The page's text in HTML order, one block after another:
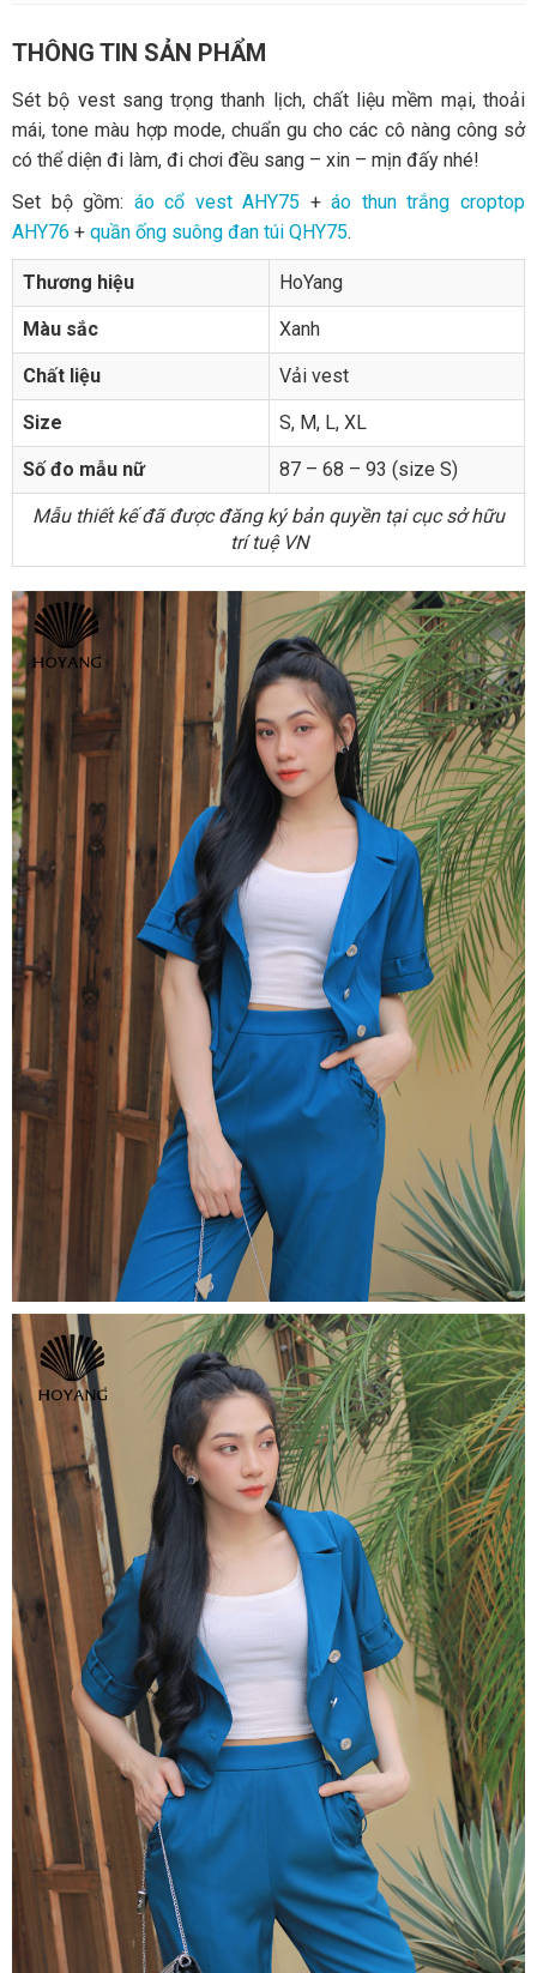
THÔNG TIN SẢN PHẨM
Sét bộ vest sang trọng thanh lịch, chất liệu mềm mại, thoải
mái, tone màu hợp mode, chuẩn gu cho các cô nàng công sở
có thể diện đi làm, đi chơi đều sang – xin – mịn đấy nhé!
Set bộ gồm: áo cổ vest AHY75 +áo thun trắng croptop
AHY76 + quần ống suông đan túi QHY75.
Thương hiệu HoYang
Màu sắc Xanh
Chất liệu Vải vest
Size S, M, L, XL
Số đo mẫu nữ 87 – 68 – 93 (size S)
Mẫu thiết kế đã được đăng ký bản quyền tại cục sở hữu
trí tuệ VN